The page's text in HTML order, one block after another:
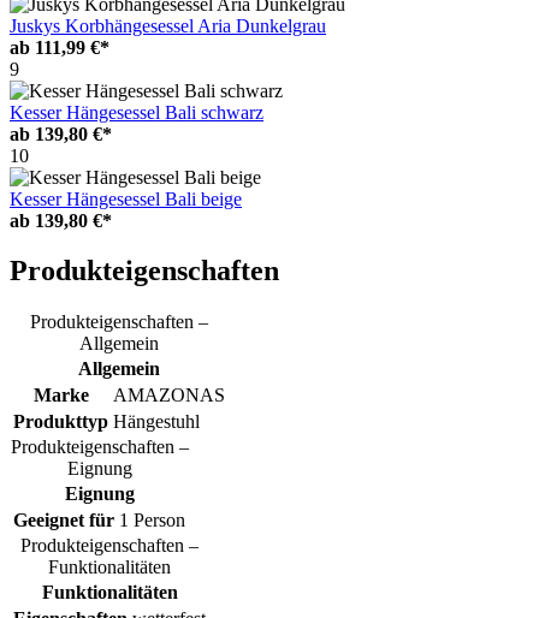
Juskys Korbhängesessel Aria Dunkelgrau
ab 111,99 €*
9
Kesser Hängesessel Bali schwarz
ab 139,80 €*
10
Kesser Hängesessel Bali beige
ab 139,80 €*
Produkteigenschaften
Produkteigenschaften –
Allgemein
Allgemein
Marke
AMAZONAS
Produkttyp Hängestuhl
Produkteigenschaften –
Eignung
Eignung
Geeignet für 1 Person
Produkteigenschaften –
Funktionalitäten
Funktionalitäten